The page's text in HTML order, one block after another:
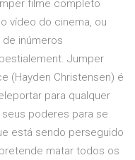
filme completo
vídeo do cinema, ou
inúmeros
Jumper
(Hayden Christensen) é
para qualquer
seus poderes para se
está sendo perseguido
matar todos os